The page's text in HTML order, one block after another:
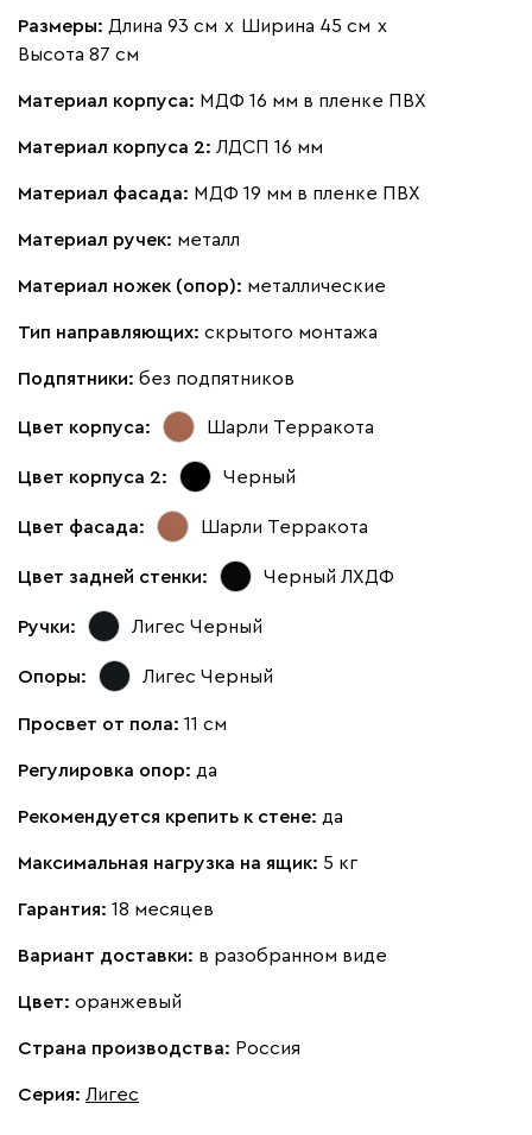
Размеры: Длина 93 см х Ширина 45 см х
Высота 87 см
Материал корпуса: МДФ 16 мм в пленке ПВХ
Материал корпуса 2: ЛДСП 16 мм
Материал фасада: МДФ 19 мм в пленке ПВХ
Материал ручек: металл
Материал ножек (опор): металлические
Тип направляющих: скрытого монтажа
Подпятники: без подпятников
Цвет корпуса: Шарли Терракота
Цвет корпуса 2: Черный
Цвет фасада: Шарли Терракота
Цвет задней стенки: Черный ЛХДФ
Ручки: Лигес Черный
Опоры: Лигес Черный
Просвет от пола: 11 см
Регулировка опор: да
Рекомендуется крепить к стене: да
Максимальная нагрузка на ящик: 5 кг
Гарантия: 18 месяцев
Вариант доставки: в разобранном виде
Цвет: оранжевый
Страна производства: Россия
Серия: Лигес